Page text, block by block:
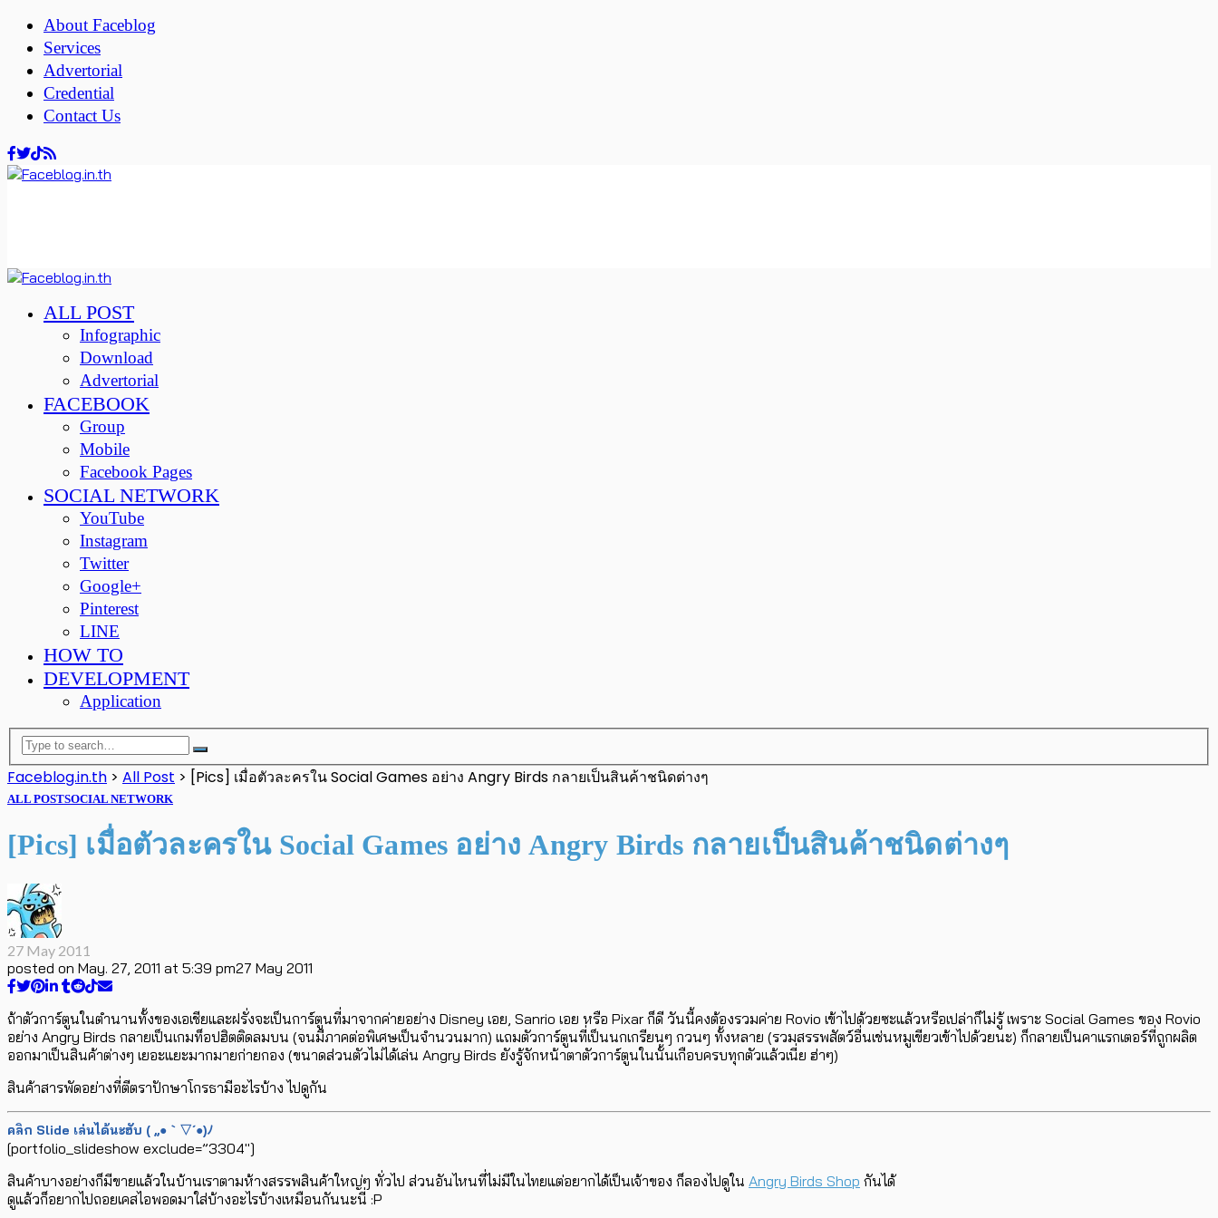
About Faceblog
Services
Advertorial
Credential
Contact Us
ALL POST
Infographic
Download
Advertorial
FACEBOOK
Group
Mobile
Facebook Pages
SOCIAL NETWORK
YouTube
Instagram
Twitter
Google+
Pinterest
LINE
HOW TO
DEVELOPMENT
Application
Faceblog.in.th > All Post > [Pics] เมื่อตัวละครใน Social Games อย่าง Angry Birds กลายเป็นสินค้าชนิดต่างๆ
ALL POSTSOCIAL NETWORK
[Pics] เมื่อตัวละครใน Social Games อย่าง Angry Birds กลายเป็นสินค้าชนิดต่างๆ
27 May 2011
posted on May. 27, 2011 at 5:39 pm27 May 2011
ถ้าตัวการ์ตูนในตำนานทั้งของเอเชียและฝรั่งจะเป็นการ์ตูนที่มาจากค่ายอย่าง Disney เอย, Sanrio เอย หรือ Pixar ก็ดี วันนี้คงต้องรวมค่าย Rovio เข้าไปด้วยซะแล้วหรือเปล่าก็ไม่รู้ เพราะ Social Games ของ Rovio
อย่าง Angry Birds กลายเป็นเกมท็อปฮิตติดลมบน (จนมีภาคต่อพิเศษเป็นจำนวนมาก) แถมตัวการ์ตูนที่เป็นนกเกรียนๆ กวนๆ ทั้งหลาย (รวมสรรพสัตว์อื่นเช่นหมูเขียวเข้าไปด้วยนะ) ก็กลายเป็นคาแรกเตอร์ที่ถูกผลิต
ออกมาเป็นสินค้าต่างๆ เยอะแยะมากมายก่ายกอง (ขนาดส่วนตัวไม่ได้เล่น Angry Birds ยังรู้จักหน้าตาตัวการ์ตูนในนั้นเกือบครบทุกตัวแล้วเนี่ย ฮ่าๆ)
สินค้าสารพัดอย่างที่ตีตราปักษาโกรธามีอะไรบ้าง ไปดูกัน
คลิก Slide เล่นได้นะฮับ ( ,,●｀▽´●)ﾉ
[portfolio_slideshow exclude=”3304″]
สินค้าบางอย่างก็มีขายแล้วในบ้านเราตามห้างสรรพสินค้าใหญ่ๆ ทั่วไป ส่วนอันไหนที่ไม่มีในไทยแต่อยากได้เป็นเจ้าของ ก็ลองไปดูใน Angry Birds Shop กันได้
ดูแล้วก็อยากไปถอยเคสไอพอดมาใส่บ้างอะไรบ้างเหมือนกันนะนี่ :P